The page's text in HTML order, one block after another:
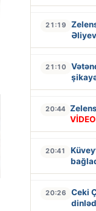
21:19
21:10
20:44
VİDEO
20:41
20:26
Ceki